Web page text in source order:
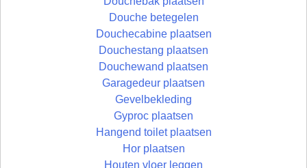
Douche betegelen
Douchecabine plaatsen
Douchestang plaatsen
Douchewand plaatsen
Garagedeur plaatsen
Gevelbekleding
Gyproc plaatsen
Hangend toilet plaatsen
Hor plaatsen
Houten vloer leggen